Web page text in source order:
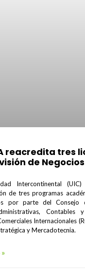
reacredita tres
de
Intercontinental
de tres programas
por parte del Consejo
Contables
Internacionales
y Mercadotecnia.